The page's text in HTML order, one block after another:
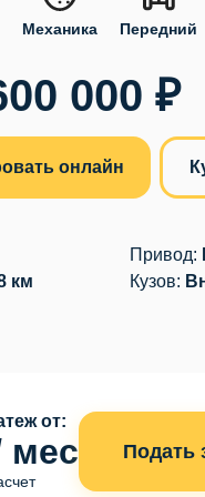
Механика Передний
000 ₽
онлайн
км
Привод:
Кузов:
от:
мес Подать